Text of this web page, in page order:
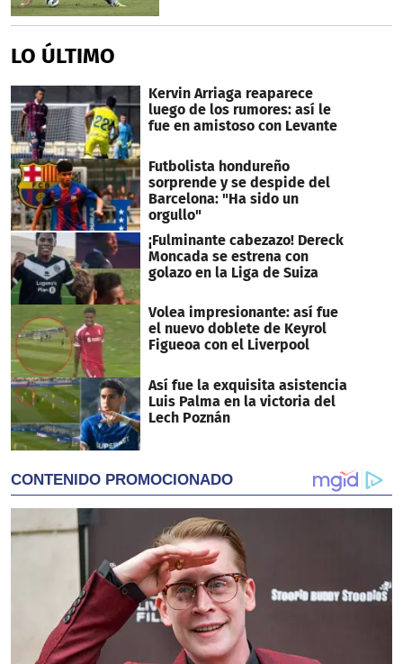
LO ÚLTIMO
Kervin Arriaga reaparece
luego de los rumores: así le
fue en amistoso con Levante
Futbolista hondureño
sorprende y se despide del
Barcelona: "Ha sido un
orgullo"
¡Fulminante cabezazo! Dereck
Moncada se estrena con
golazo en la Liga de Suiza
Volea impresionante: así fue
el nuevo doblete de Keyrol
Figueoa con el Liverpool
Así fue la exquisita asistencia
Luis Palma en la victoria del
Lech Poznán